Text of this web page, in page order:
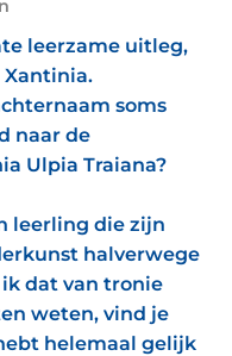
leerzame uitleg,
Xantinia.
soms
naar de
Ulpia Traiana?
leerling die zijn
halverwege
dat van tronie
weten, vind je
helemaal gelijk